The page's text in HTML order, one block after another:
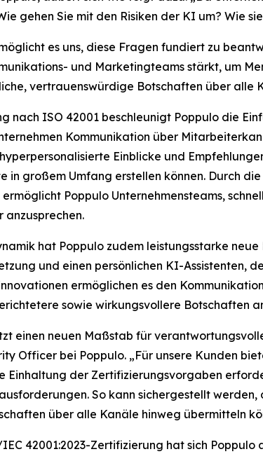
gehen Sie mit den Risiken der KI um? Wie
es uns, diese Fragen fundiert zu
und Marketingteams stärkt, um
vertrauenswürdige Botschaften über alle
nach ISO 42001 beschleunigt Poppulo die
Kommunikation über
Einblicke und
in großem Umfang erstellen können. Durch
Poppulo Unternehmensteams,
hat Poppulo zudem leistungsstarke
und einen persönlichen KI-Assistenten,
ermöglichen es den
sowie wirkungsvollere Botschaften
einen neuen Maßstab für
Officer bei Poppulo. „Für unsere Kunden
Einhaltung der Zertifizierungsvorgaben
So kann sichergestellt
über alle Kanäle hinweg übermitteln
42001:2023-Zertifizierung hat sich